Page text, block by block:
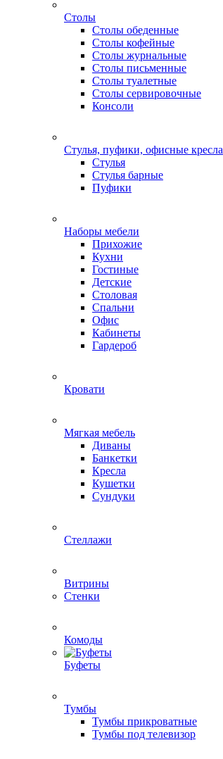
Столы
Столы обеденные
Столы кофейные
Столы журнальные
Столы письменные
Столы туалетные
Столы сервировочные
Консоли
Стулья, пуфики, офисные кресла
Стулья
Стулья барные
Пуфики
Наборы мебели
Прихожие
Кухни
Гостиные
Детские
Столовая
Спальни
Офис
Кабинеты
Гардероб
Кровати
Мягкая мебель
Диваны
Банкетки
Кресла
Кушетки
Сундуки
Стеллажи
Витрины
Стенки
Комоды
Буфеты
Тумбы
Тумбы прикроватные
Тумбы под телевизор